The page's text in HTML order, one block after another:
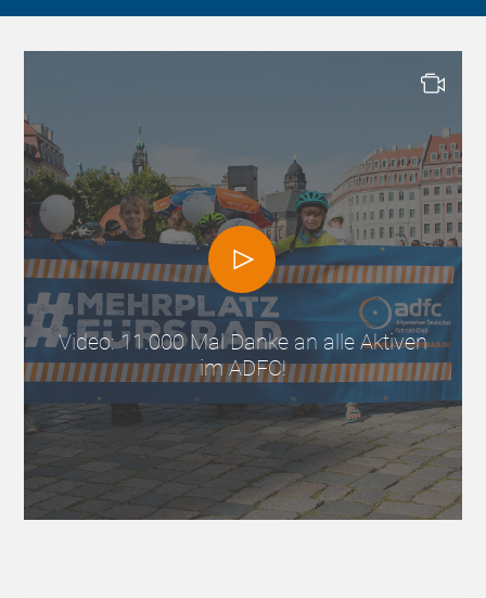
Video: 11.000 Mal Danke an alle Aktiven
im ADFC!